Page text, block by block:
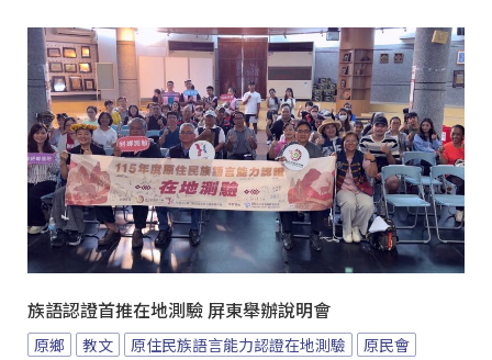
族語認證首推在地測驗 屏東舉辦說明會
原鄉 教文 原住民族語言能力認證在地測驗
原民會